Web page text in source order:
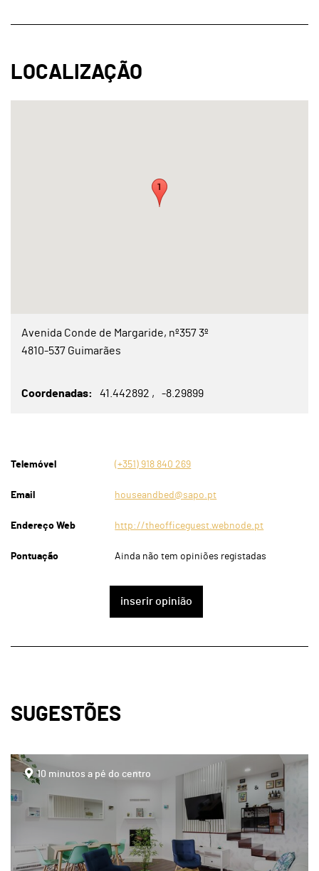
Avenida Conde de Margaride, nº357 3º
4810-537 Guimarães
Coordenadas 41.442892 -8.29899
Telemóvel (+351) 918 840 269
Email houseandbed@sapo.pt
Endereço Web http://theofficeguest.webnode.pt
Pontuação Ainda não tem opiniões registadas
inserir opinião
SUGESTÕES
page
10 minutos a pé do centro